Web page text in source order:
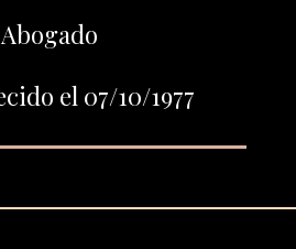
Abogado
el 07/10/1977